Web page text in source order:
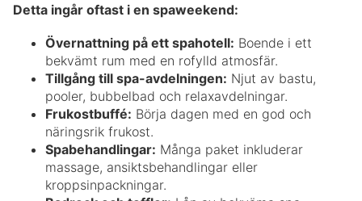
Detta ingår oftast i en spaweekend:
Övernattning på ett spahotell: Boende i ett
bekvämt rum med en rofylld atmosfär.
Tillgång till spa-avdelningen: Njut av bastu,
pooler, bubbelbad och relaxavdelningar.
Frukostbuffé: Börja dagen med en god och
näringsrik frukost.
Spabehandlingar: Många paket inkluderar
massage, ansiktsbehandlingar eller
kroppsinpackningar.